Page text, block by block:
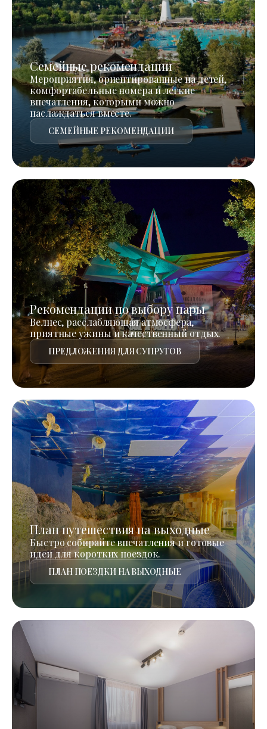
Семейные рекомендации
Мероприятия, ориентированные на детей,
комфортабельные номера и легкие
впечатления, которыми можно
наслаждаться вместе.
СЕМЕЙНЫЕ РЕКОМЕНДАЦИИ
Рекомендации по выбору пары
Велнес, расслабляющая атмосфера,
приятные ужины и качественный отдых.
ПРЕДЛОЖЕНИЯ ДЛЯ СУПРУГОВ
План путешествия на выходные
Быстро собирайте впечатления и готовые
идеи для коротких поездок.
ПЛАН ПОЕЗДКИ НА ВЫХОДНЫЕ